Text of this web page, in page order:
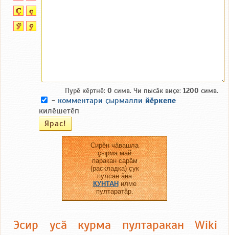
Пурӗ кӗртнӗ: 0 симв. Чи пысӑк виҫе: 1200 симв.
- комментари ҫырмалли йӗркепе
килӗшетӗп
Сирӗн чӑвашла
ҫырма май
паракан сарӑм
(раскладка) ҫук
пулсан ӑна
КУНТАНилме
пултаратӑр.
Эсир усӑ курма пултаракан Wiki